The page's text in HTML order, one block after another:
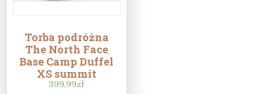
Torba podróżna
The North Face
Base Camp Duffel
XS summit
gold/black
399,99zł